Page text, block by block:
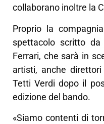
collaborano inoltre la
Proprio la
spettacolo scritto
Ferrari, che sarà in
artisti, anche
Tetti Verdi dopo il
edizione del bando.
«Siamo contenti di